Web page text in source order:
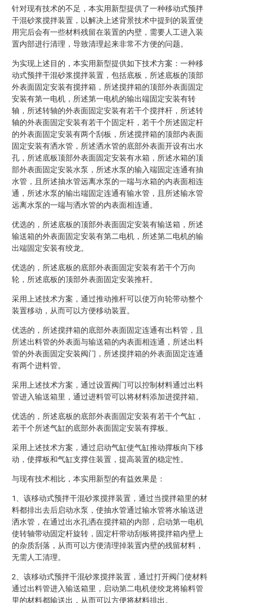
针对现有技术的不足，本实用新型提供了一种移动式预拌
干混砂浆搅拌装置，以解决上述背景技术中提到的装置使
用完后会有一些材料残留在装置的内壁，需要人工进入装
置内部进行清理，导致清理起来非常不方便的问题。
为实现上述目的，本实用新型提供如下技术方案：一种移
动式预拌干混砂浆搅拌装置，包括底板，所述底板的顶部
外表面固定安装有搅拌箱，所述搅拌箱的顶部外表面固定
安装有第一电机，所述第一电机的输出端固定安装有转
轴，所述转轴的外表面固定安装有若干个搅拌杆，所述转
轴的外表面固定安装有若干个固定杆，若干个所述固定杆
的外表面固定安装有两个刮板，所述搅拌箱的顶部内表面
固定安装有洒水管，所述洒水管的底部外表面开设有出水
孔，所述底板顶部外表面固定安装有水箱，所述水箱的顶
部外表面固定安装水泵，所述水泵的输入端固定连通有抽
水管，且所述抽水管远离水泵的一端与水箱的内表面相连
通，所述水泵的输出端固定连通有输水管，且所述输水管
远离水泵的一端与洒水管的内表面相连通。
优选的，所述底板的顶部外表面固定安装有输送箱，所述
输送箱的外表面固定安装有第二电机，所述第二电机的输
出端固定安装有绞龙。
优选的，所述底板的底部外表面固定安装有若干个万向
轮，所述底板的顶部外表面固定安装推杆。
采用上述技术方案，通过推动推杆可以使万向轮带动整个
装置移动，从而可以方便移动装置。
优选的，所述搅拌箱的底部外表面固定连通有出料管，且
所述出料管的外表面与输送箱的内表面相连通，所述出料
管的外表面固定安装阀门，所述搅拌箱的外表面固定连通
有两个进料管。
采用上述技术方案，通过设置阀门可以控制材料通过出料
管进入输送箱里，通过进料管可以将材料添加进搅拌箱。
优选的，所述底板的底部外表面固定安装有若干个气缸，
若干个所述气缸的底部外表面固定安装有撑板。
采用上述技术方案，通过启动气缸使气缸推动撑板向下移
动，使撑板和气缸支撑住装置，提高装置的稳定性。
与现有技术相比，本实用新型的有益效果是：
1、该移动式预拌干混砂浆搅拌装置，通过当搅拌箱里的材
料都排出去后启动水泵，使抽水管通过输水管将水输送进
洒水管，在通过出水孔洒在搅拌箱的内部，启动第一电机
使转轴带动固定杆旋转，固定杆带动刮板将搅拌箱内壁上
的杂质刮落，从而可以方便清理掉装置内壁的残留材料，
无需人工清理。
2、该移动式预拌干混砂浆搅拌装置，通过打开阀门使材料
通过出料管进入输送箱里，启动第二电机使绞龙将输料管
里的材料都输送出，从而可以方便将材料排出。